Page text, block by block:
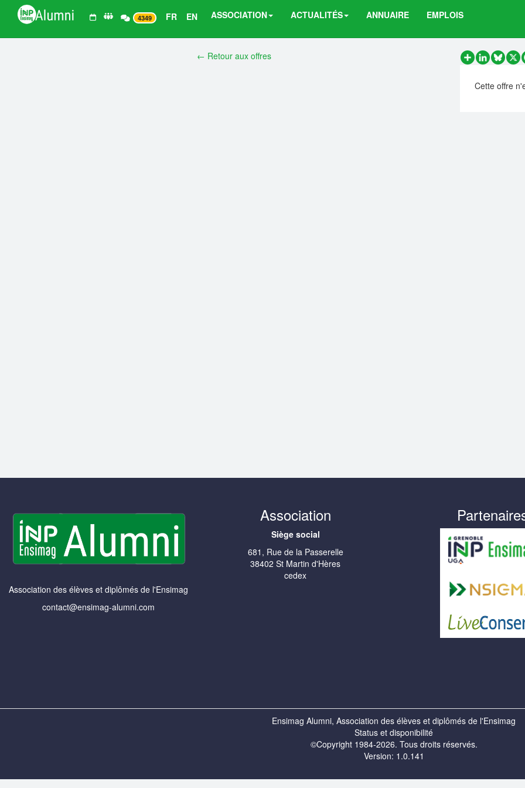
4349 FR EN ASSOCIATION ACTUALITÉS ANNUAIRE EMPLOIS
← Retour aux offres
PartagerLinkedInX
Cette offre
Association des élèves et diplômés de l'Ensimag
contact@ensimag-alumni.com
Association
Siège social
681, Rue de la Passerelle
38402 St Martin d'Hères
cedex
Ensimag Alumni, Association des élèves et diplômés de l'Ensimag
Status et disponibilité
©Copyright 1984-2026. Tous droits réservés.
Version: 1.0.141